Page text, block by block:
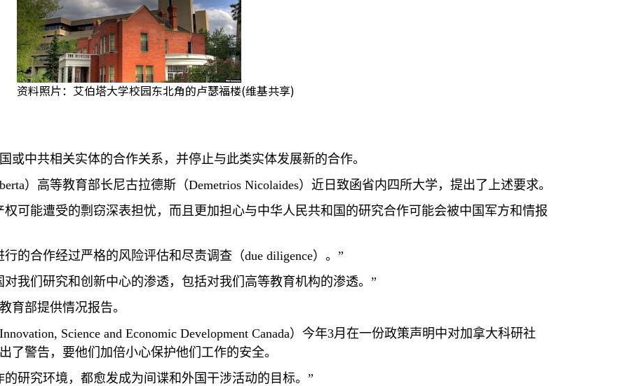
资料照片：艾伯塔大学校园东北角的卢瑟福楼(维基共享)
或中共相关实体的合作关系，并停止与此类实体发展新的合作。
）高等教育部长尼古拉德斯（Demetrios Nicolaides）近日致函省内四所大学，提出了上述要求。
可能遭受的剽窃深表担忧，而且更加担心与中华人民共和国的研究合作可能会被中国军方和情报
的合作经过严格的风险评估和尽责调查（due diligence）。”
我们研究和创新中心的渗透，包括对我们高等教育机构的渗透。”
育部提供情况报告。
Innovation, Science and Economic Development Canada）今年3月在一份政策声明中对加拿大科研社
了警告，要他们加倍小心保护他们工作的安全。
研究环境，都愈发成为间谍和外国干涉活动的目标。”